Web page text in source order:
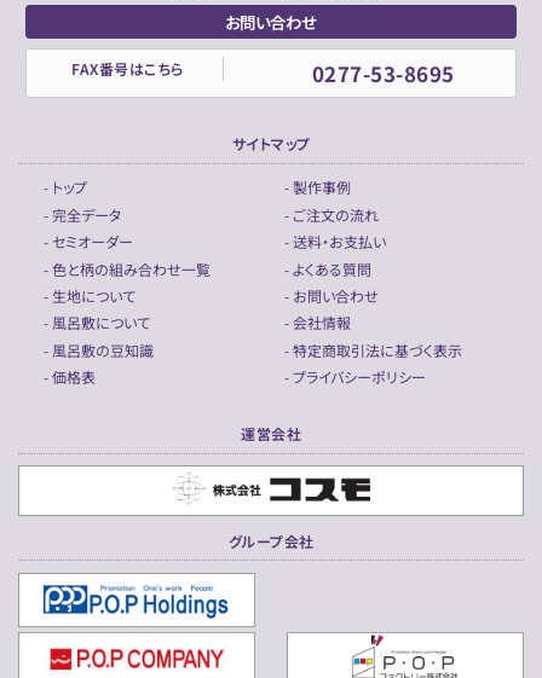
お問い合わせ
FAX番号はこちら 0277-53-8695
サイトマップ
- トップ
- 製作事例
- 完全データ
- ご注文の流れ
- セミオーダー
- 送料・お支払い
- 色と柄の組み合わせ一覧
- よくある質問
- 生地について
- お問い合わせ
- 風呂敷について
- 会社情報
- 風呂敷の豆知識
- 特定商取引法に基づく表示
- 価格表
- プライバシーポリシー
運営会社
グループ会社